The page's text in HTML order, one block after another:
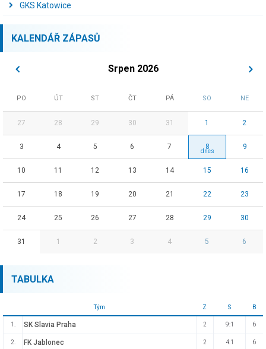
GKS Katowice
KALENDÁŘ ZÁPASŮ
Srpen 2026
PO ÚT ST ČT PÁ SO NE
27 28 29 30 31 1 2
3 4 5 6 7 8 9
10 11 12 13 14 15 16
17 18 19 20 21 22 23
24 25 26 27 28 29 30
31 1 2 3 4 5 6
TABULKA
Tým Z S B
1. SK Slavia Praha 2 9:1 6
2. FK Jablonec 2 4:1 6